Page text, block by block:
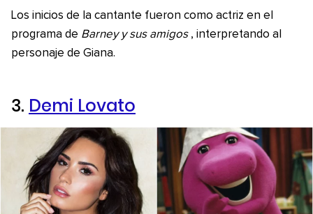
Los inicios de la cantante fueron como actriz en el
programa de Barney y sus amigos , interpretando al
personaje de Giana.
3. Demi Lovato